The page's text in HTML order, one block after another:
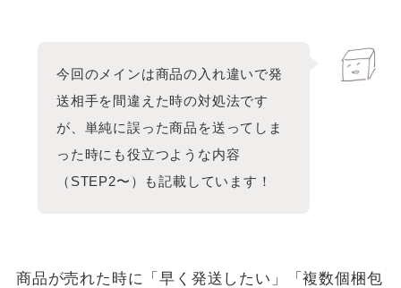
今回のメインは商品の入れ違いで発
送相手を間違えた時の対処法です
が、単純に誤った商品を送ってしま
った時にも役立つような内容
（STEP2〜）も記載しています！
商品が売れた時に「早く発送したい」「複数個梱包